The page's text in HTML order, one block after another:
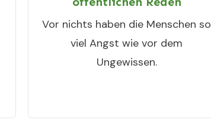
Vor nichts haben die Menschen so
viel Angst wie vor dem
Ungewissen.